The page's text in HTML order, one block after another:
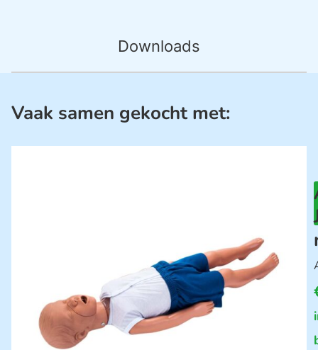
Downloads
Vaak samen gekocht met: